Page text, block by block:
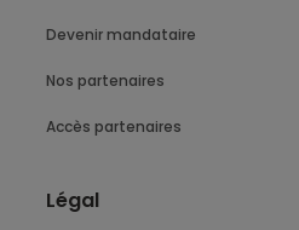
Devenir mandataire
Nos partenaires
Accès partenaires
Légal